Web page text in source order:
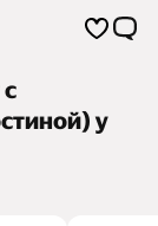
у